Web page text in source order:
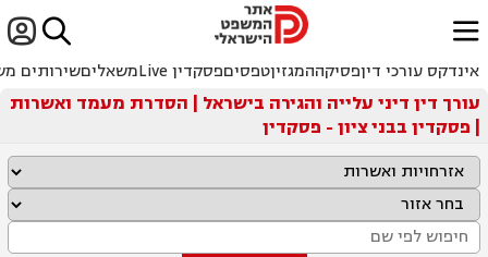

ﱐ
אינדקס עורכי דיןפסיקההמגזיןטפסיםפסקדין Live משאליםשירותים
עורך דין דיני עלייה והגירה בישראל | הסדרת מעמד ואשרות
| פסקדין בבני ציון - פסקדין